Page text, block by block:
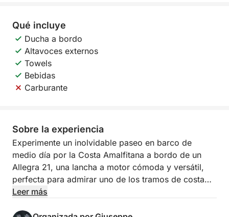
Qué incluye
Ducha a bordo
Altavoces externos
Towels
Bebidas
Carburante
Sobre la experiencia
Experimente un inolvidable paseo en barco de
medio día por la Costa Amalfitana a bordo de un
Allegra 21, una lancha a motor cómoda y versátil,
perfecta para admirar uno de los tramos de costa
más espectaculares del mundo desde el mar. Esta
Leer más